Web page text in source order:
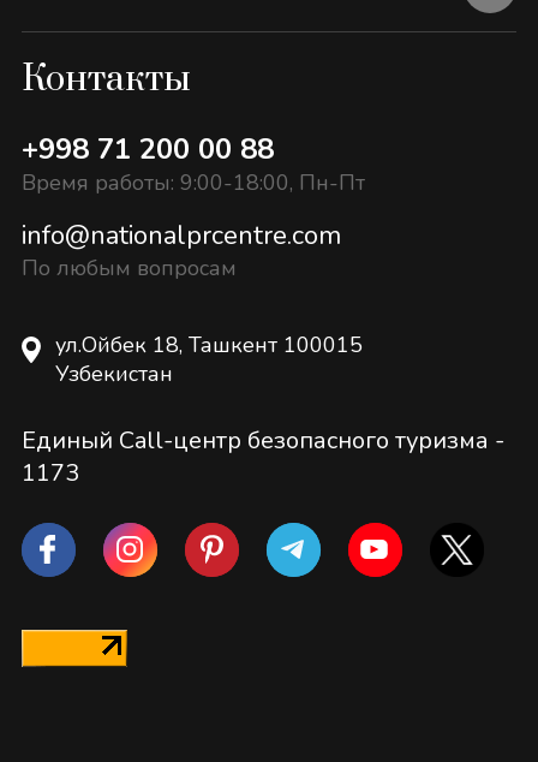
Контакты
+998 71 200 00 88
Время работы: 9:00-18:00, Пн-Пт
info@nationalprcentre.com
По любым вопросам
ул.Ойбек 18, Ташкент 100015
Узбекистан
Единый Call-центр безопасного туризма -
1173